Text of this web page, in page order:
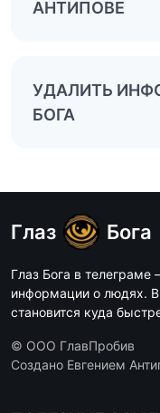
АНТИПОВЕ
УДАЛИТЬ
БОГА
Глаз Бога
Глаз Бога в телеграме
информации о людях.
становится куда
© ООО ГлавПробив
Создано Евгением